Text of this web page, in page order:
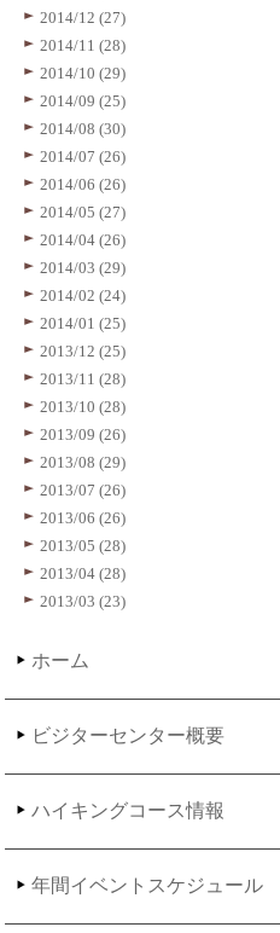
2014/12 (27)
2014/11 (28)
2014/10 (29)
2014/09 (25)
2014/08 (30)
2014/07 (26)
2014/06 (26)
2014/05 (27)
2014/04 (26)
2014/03 (29)
2014/02 (24)
2014/01 (25)
2013/12 (25)
2013/11 (28)
2013/10 (28)
2013/09 (26)
2013/08 (29)
2013/07 (26)
2013/06 (26)
2013/05 (28)
2013/04 (28)
2013/03 (23)
ホーム
ビジターセンター概要
ハイキングコース情報
年間イベントスケジュール